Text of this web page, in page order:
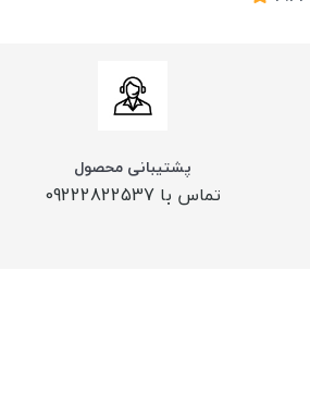
پشتیبانی محصول
تماس با 09222822537